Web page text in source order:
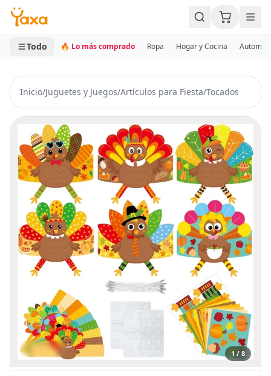
MINI CARRITO
0 productos
Todo 🔥 Lo más comprado Ropa Hogar y Cocina
Inicio/Juguetes y Juegos/Artículos para Fiesta/Tocados
1 / 8